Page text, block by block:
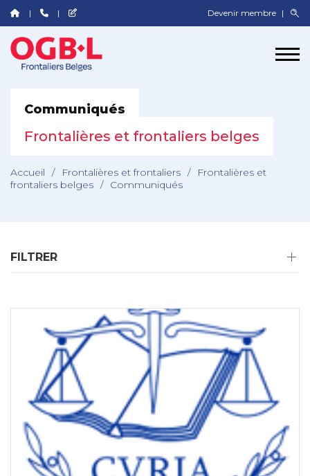
Devenir membre
Communiqués
Frontalières et frontaliers belges
Accueil / Frontalières et frontaliers /
Frontalières et
frontaliers belges / Communiqués
FILTRER